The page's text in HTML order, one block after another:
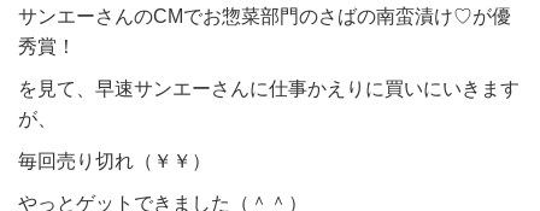
サンエーさんのCMでお惣菜部門のさばの南蛮漬け♡が優
秀賞！
を見て、早速サンエーさんに仕事かえりに買いにいきます
が、
毎回売り切れ（￥￥）
やっとゲットできました（＾＾）